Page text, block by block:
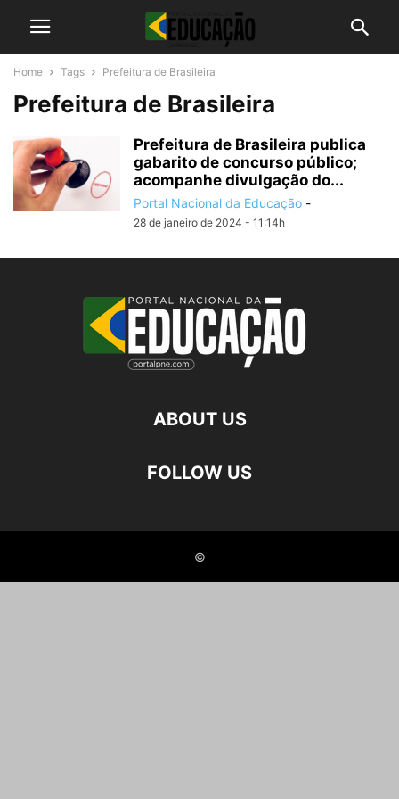
Home Tags Prefeitura de Brasileira
Prefeitura de Brasileira
Prefeitura de Brasileira publica
gabarito de concurso público;
acompanhe divulgação do...
Portal Nacional da Educação -
28 de janeiro de 2024 - 11:14h
ABOUT US
FOLLOW US
©